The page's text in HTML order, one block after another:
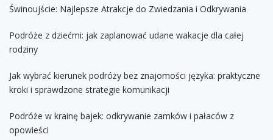
Świnoujście: Najlepsze Atrakcje do Zwiedzania i Odkrywania
Podróże z dziećmi: jak zaplanować udane wakacje dla całej
rodziny
Jak wybrać kierunek podróży bez znajomości języka: praktyczne
kroki i sprawdzone strategie komunikacji
Podróże w krainę bajek: odkrywanie zamków i pałaców z
opowieści